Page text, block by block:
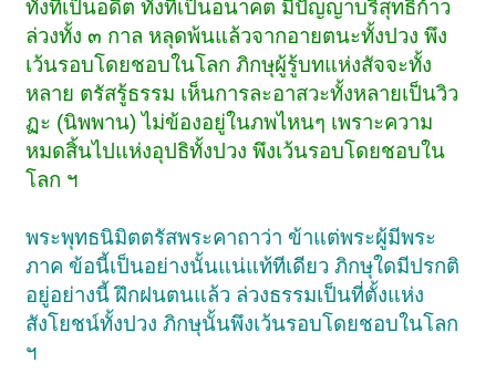
ทั้งที่เป็นอดีต ทั้งที่เป็นอนาคต มีปัญญาบริสุทธิ์ก้าว
ล่วงทั้ง ๓ กาล หลุดพ้นแล้วจากอายตนะทั้งปวง พึง
เว้นรอบโดยชอบในโลก ภิกษุผู้รู้บทแห่งสัจจะทั้ง
หลาย ตรัสรู้ธรรม เห็นการละอาสวะทั้งหลายเป็นวิว
ฏะ (นิพพาน) ไม่ข้องอยู่ในภพไหนๆ เพราะความ
หมดสิ้นไปแห่งอุปธิทั้งปวง พึงเว้นรอบโดยชอบใน
โลก ฯ
พระพุทธนิมิตตรัสพระคาถาว่า ข้าแต่พระผู้มีพระ
ภาค ข้อนี้เป็นอย่างนั้นแน่แท้ทีเดียว ภิกษุใดมีปรกติ
อยู่อย่างนี้ ฝึกฝนตนแล้ว ล่วงธรรมเป็นที่ตั้งแห่ง
สังโยชน์ทั้งปวง ภิกษุนั้นพึงเว้นรอบโดยชอบในโลก
ฯ